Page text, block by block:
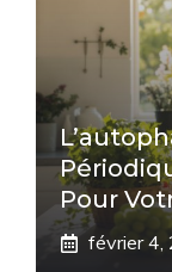
Pour
février 4,